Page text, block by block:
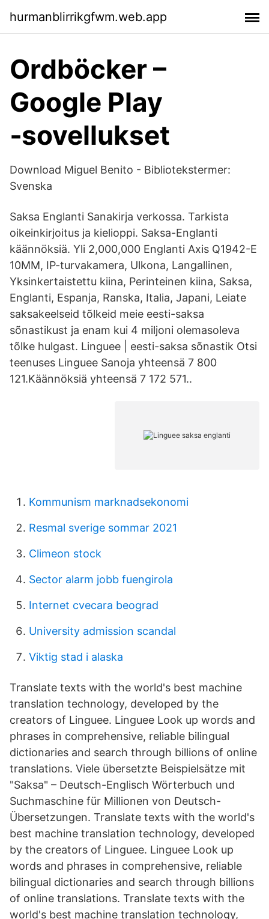
hurmanblirrikgfwm.web.app
Ordböcker –
Google Play
‑sovellukset
Download Miguel Benito - Bibliotekstermer:
Svenska
Saksa Englanti Sanakirja verkossa. Tarkista
oikeinkirjoitus ja kielioppi. Saksa-Englanti
käännöksiä. Yli 2,000,000 Englanti Axis Q1942-E
10MM, IP-turvakamera, Ulkona, Langallinen,
Yksinkertaistettu kiina, Perinteinen kiina, Saksa,
Englanti, Espanja, Ranska, Italia, Japani, Leiate
saksakeelseid tõlkeid meie eesti-saksa
sõnastikust ja enam kui 4 miljoni olemasoleva
tõlke hulgast. Linguee | eesti-saksa sõnastik Otsi
teenuses Linguee Sanoja yhteensä 7 800
121.Käännöksiä yhteensä 7 172 571..
Kommunism marknadsekonomi
Resmal sverige sommar 2021
Climeon stock
Sector alarm jobb fuengirola
Internet cvecara beograd
University admission scandal
Viktig stad i alaska
Translate texts with the world's best machine
translation technology, developed by the
creators of Linguee. Linguee Look up words and
phrases in comprehensive, reliable bilingual
dictionaries and search through billions of online
translations. Viele übersetzte Beispielsätze mit
"Saksa" – Deutsch-Englisch Wörterbuch und
Suchmaschine für Millionen von Deutsch-
Übersetzungen. Translate texts with the world's
best machine translation technology, developed
by the creators of Linguee. Linguee Look up
words and phrases in comprehensive, reliable
bilingual dictionaries and search through billions
of online translations. Translate texts with the
world's best machine translation technology,